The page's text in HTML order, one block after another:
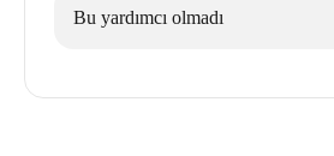
Bu yardımcı olmadı